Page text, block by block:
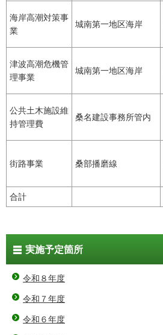
海岸高潮対策事
業
城南第一地区海岸
津波高潮危機管
理事業
城南第一地区海岸
公共土木施設維
持管理費
桑名建設事務所管内
街路事業 桑部播磨線
合計
実施予定箇所
令和８年度
令和７年度
令和６年度